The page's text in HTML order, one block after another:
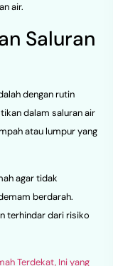
air.
Saluran
dengan rutin
dalam saluran air
atau lumpur yang
agar tidak
berdarah.
terhindar dari risiko
Terdekat, Ini yang